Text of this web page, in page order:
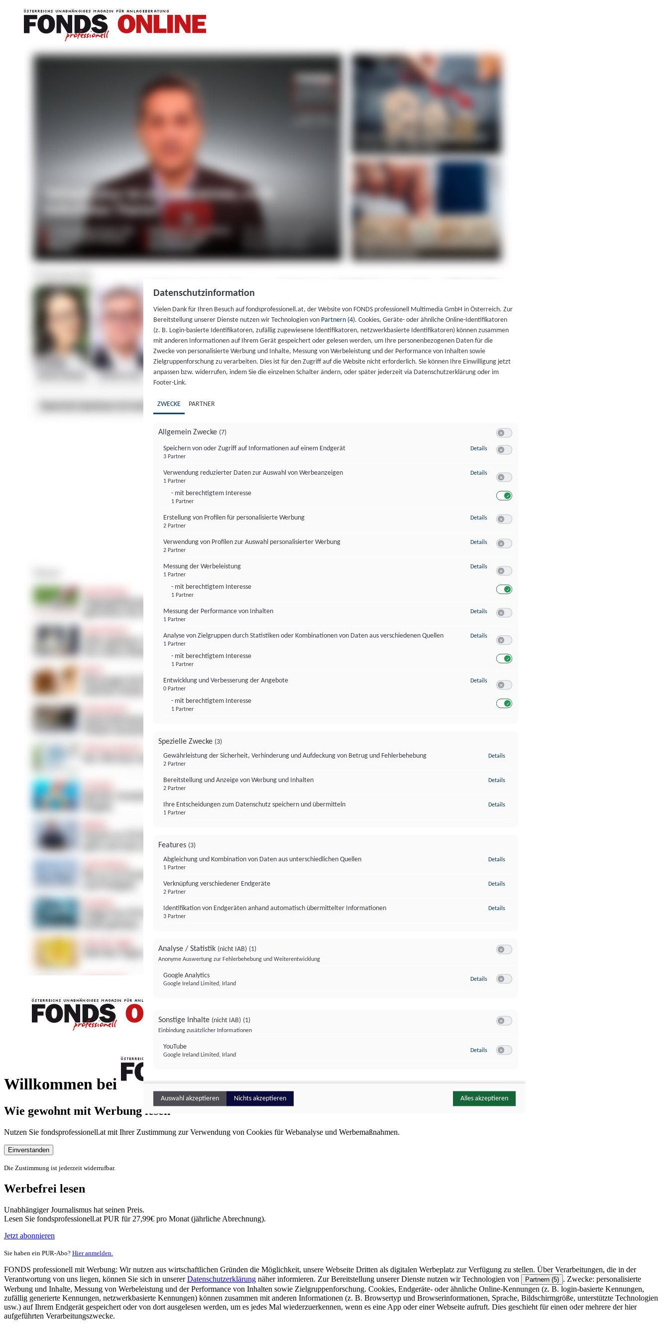
Willkommen bei
FONDS professionell
Wie gewohnt mit Werbung lesen
Nutzen Sie fondsprofessionell.at mit Ihrer Zustimmung zur Verwendung von Cookies für Webanalyse und Werbemaßnahmen.
Einverstanden
Die Zustimmung ist jederzeit widerrufbar.
Werbefrei lesen
Unabhängiger Journalismus hat seinen Preis.
Lesen Sie fondsprofessionell.at PUR für 27,99€ pro Monat (jährliche Abrechnung).
Jetzt abonnieren
Sie haben ein PUR-Abo? Hier anmelden.
FONDS professionell mit Werbung: Wir nutzen aus wirtschaftlichen Gründen die Möglichkeit, unsere Webseite Dritten als digitalen Werbeplatz zur Verfügung zu stellen. Über Verarbeitungen, die in der
Verantwortung von uns liegen, können Sie sich in unsererDatenschutzerklärung näher informieren. Zur Bereitstellung unserer Dienste nutzen wir Technologien von Partnern (5) . Zwecke: personalisierte
Werbung und Inhalte, Messung von Werbeleistung und der Performance von Inhalten sowie Zielgruppenforschung. Cookies, Endgeräte- oder ähnliche Online-Kennungen (z. B. login-basierte Kennungen,
zufällig generierte Kennungen, netzwerkbasierte Kennungen) können zusammen mit anderen Informationen (z. B. Browsertyp und Browserinformationen, Sprache, Bildschirmgröße, unterstützte Technologien
usw.) auf Ihrem Endgerät gespeichert oder von dort ausgelesen werden, um es jedes Mal wiederzuerkennen, wenn es eine App oder einer Webseite aufruft. Dies geschieht für einen oder mehrere der hier
aufgeführten Verarbeitungszwecke.
Datenschutzinformation
Vielen Dank für Ihren Besuch auf fondsprofessionell.at, der Website von FONDS professionell Multimedia GmbH in Österreich. Zur
Bereitstellung unserer Dienste nutzen wir Technologien von Partnern (4). Cookies, Geräte- oder ähnliche Online-Identifikatoren
(z. B. Login-basierte Identifikatoren, zufällig zugewiesene Identifikatoren, netzwerkbasierte Identifikatoren) können zusammen
mit anderen Informationen auf Ihrem Gerät gespeichert oder gelesen werden, um Ihre personenbezogenen Daten für die
Zwecke von personalisierte Werbung und Inhalte, Messung von Werbeleistung und der Performance von Inhalten sowie
Zielgruppenforschung zu verarbeiten. Dies ist für den Zugriff auf die Website nicht erforderlich. Sie können Ihre Einwilligung jetzt
anpassen bzw. widerrufen, indem Sie die einzelnen Schalter ändern, oder später jederzeit via Datenschutzerklärung oder im
Footer-Link.
ZWECKE PARTNER
Allgemein Zwecke (7)
Speichern von oder Zugriff auf Informationen auf einem Endgerät
3 Partner
Details zu Speichern von oder Zugriff auf Informationen auf einem Endgerät
Verwendung reduzierter Daten zur Auswahl von Werbeanzeigen
1 Partner
- mit berechtigtem Interesse
1 Partner
Details zu Verwendung reduzierter Daten zur Auswahl von Werbeanzeigen
Erstellung von Profilen für personalisierte Werbung
2 Partner
Details zu Erstellung von Profilen für personalisierte Werbung
Verwendung von Profilen zur Auswahl personalisierter Werbung
2 Partner
Details zu Verwendung von Profilen zur Auswahl personalisierter Werbung
Messung der Werbeleistung
1 Partner
- mit berechtigtem Interesse
1 Partner
Details zu Messung der Werbeleistung
Messung der Performance von Inhalten
1 Partner
Details zu Messung der Performance von Inhalten
Analyse von Zielgruppen durch Statistiken oder Kombinationen von Daten aus verschiedenen Quellen
1 Partner
- mit berechtigtem Interesse
1 Partner
Details zu Analyse von Zielgruppen durch Statistiken oder Kombinationen von
Entwicklung und Verbesserung der Angebote
0 Partner
- mit berechtigtem Interesse
1 Partner
Details zu Entwicklung und Verbesserung der Angebote
Spezielle Zwecke (3)
Gewährleistung der Sicherheit, Verhinderung und Aufdeckung von Betrug und Fehlerbehebung
2 Partner
Details
Bereitstellung und Anzeige von Werbung und Inhalten
2 Partner
Details
Ihre Entscheidungen zum Datenschutz speichern und übermitteln
1 Partner
Details
Features (3)
Abgleichung und Kombination von Daten aus unterschiedlichen Quellen
1 Partner
Details
Verknüpfung verschiedener Endgeräte
2 Partner
Details
Identifikation von Endgeräten anhand automatisch übermittelter Informationen
3 Partner
Details
Analyse / Statistik (nicht IAB) (1)
Anonyme Auswertung zur Fehlerbehebung und Weiterentwicklung
Google Analytics
Google Ireland Limited, Irland
Details zu Google Analytics
Sonstige Inhalte (nicht IAB) (1)
Einbindung zusätzlicher Informationen
YouTube
Google Ireland Limited, Irland
Details zu YouTube
Auswahl akzeptieren Nichts akzeptieren Alles akzeptieren